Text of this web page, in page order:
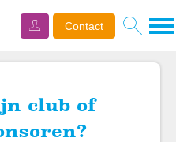
Ga
Contact
met Lefier
sponsoren?